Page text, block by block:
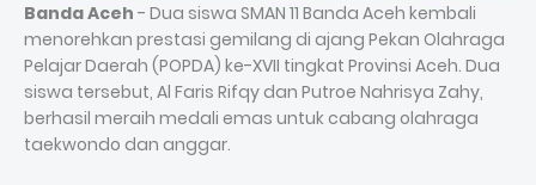
Banda Aceh - Dua siswa SMAN 11 Banda Aceh kembali
menorehkan prestasi gemilang di ajang Pekan Olahraga
Pelajar Daerah (POPDA) ke-XVII tingkat Provinsi Aceh. Dua
siswa tersebut, Al Faris Rifqy dan Putroe Nahrisya Zahy,
berhasil meraih medali emas untuk cabang olahraga
taekwondo dan anggar.